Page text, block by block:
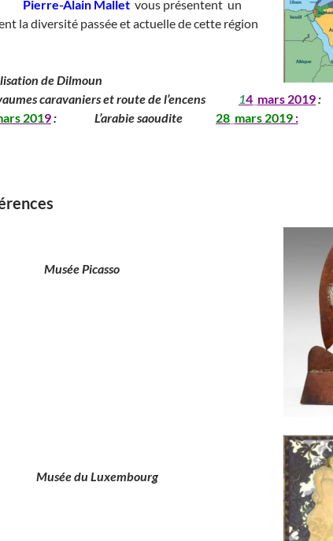
Pierre-Alain Mallet vous présentent un
la diversité passée et actuelle de cette région
de Dilmoun
caravaniers et route de l’encens 14 mars 2019 :
2019 : L’arabie saoudite 28 mars 2019 :
Musée Picasso
Musée du Luxembourg